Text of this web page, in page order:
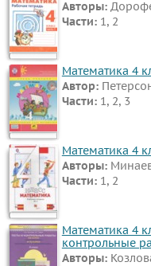
Авторы:
Части: 1, 2
Математика 4
Автор:
Части: 1, 2, 3
Математика 4
Авторы:
Части: 1, 2
Математика 4
контрольные
Авторы: